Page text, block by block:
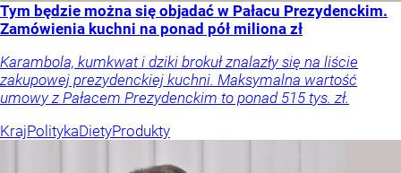
Tym będzie można się objadać w Pałacu Prezydenckim.
Zamówienia kuchni na ponad pół miliona zł
Karambola, kumkwat i dziki brokuł znalazły się na liście
zakupowej prezydenckiej kuchni. Maksymalna wartość
umowy z Pałacem Prezydenckim to ponad 515 tys. zł.
KrajPolitykaDietyProdukty